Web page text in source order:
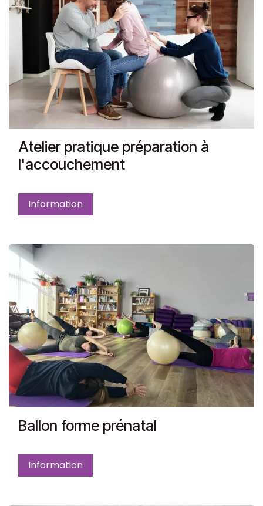
Atelier pratique préparation à
l'accouchement
Information
Ballon forme prénatal
Information